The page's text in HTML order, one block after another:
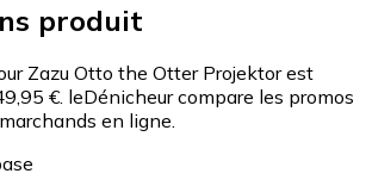
produit
Zazu Otto the Otter Projektor est
€. leDénicheur compare les promos
en ligne.